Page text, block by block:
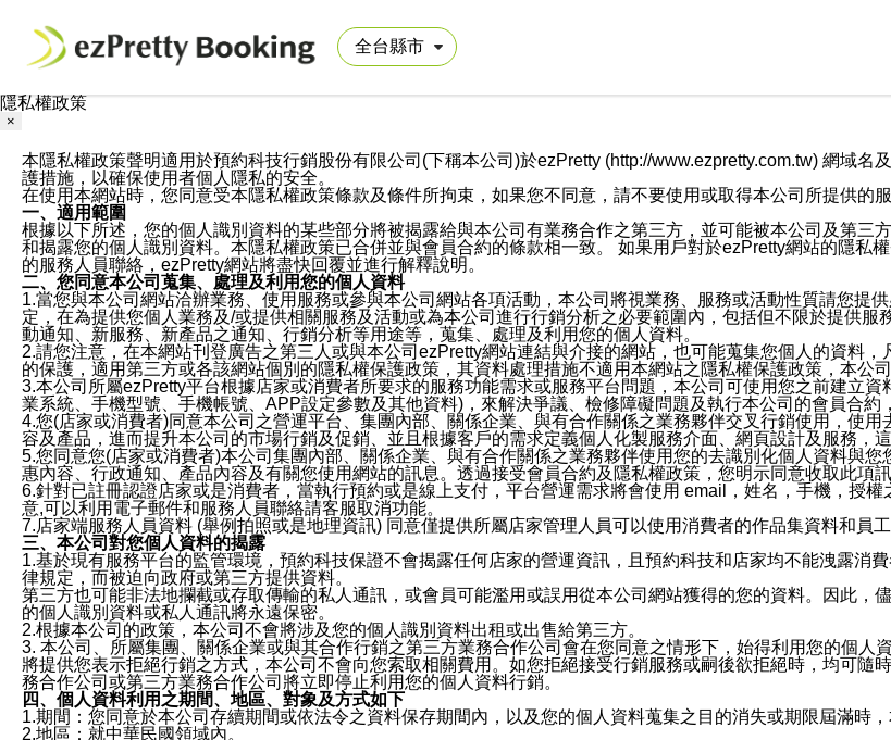
隱私權政策
×
本隱私權政策聲明適用於預約科技行銷股份有限公司(下稱本公司)於ezPretty (http://www.ezpretty.com.tw) 網域
護措施，以確保使用者個人隱私的安全。
在使用本網站時，您同意受本隱私權政策條款及條件所拘束，如果您不同意，請不要使用或取得本公司所提供的服
一、適用範圍
根據以下所述，您的個人識別資料的某些部分將被揭露給與本公司有業務合作之第三方，並可能被本公司及第三
和揭露您的個人識別資料。本隱私權政策已合併並與會員合約的條款相一致。 如果用戶對於ezPretty網站的隱私
的服務人員聯絡，ezPretty網站將盡快回覆並進行解釋說明。
二、您同意本公司蒐集、處理及利用您的個人資料
1.當您與本公司網站洽辦業務、使用服務或參與本公司網站各項活動，本公司將視業務、服務或活動性質請您提
定，在為提供您個人業務及/或提供相關服務及活動或為本公司進行行銷分析之必要範圍內，包括但不限於提供
動通知、新服務、新產品之通知、行銷分析等用途等，蒐集、處理及利用您的個人資料。
2.請您注意，在本網站刊登廣告之第三人或與本公司ezPretty網站連結與介接的網站，也可能蒐集您個人的資料
的保護，適用第三方或各該網站個別的隱私權保護政策，其資料處理措施不適用本網站之隱私權保護政策，本公
3.本公司所屬ezPretty平台根據店家或消費者所要求的服務功能需求或服務平台問題，本公司可使用您之前建立
業系統、手機型號、手機帳號、APP設定參數及其他資料)，來解決爭議、檢修障礙問題及執行本公司的會員合約
4.您(店家或消費者)同意本公司之營運平台、集團內部、關係企業、與有合作關係之業務夥伴交叉行銷使用，使
容及產品，進而提升本公司的市場行銷及促銷、並且根據客戶的需求定義個人化製服務介面、網頁設計及服務，
5.您同意您(店家或消費者)本公司集團內部、關係企業、與有合作關係之業務夥伴使用您的去識別化個人資料與
惠內容、行政通知、產品內容及有關您使用網站的訊息。透過接受會員合約及隱私權政策，您明示同意收取此項
6.針對已註冊認證店家或是消費者，當執行預約或是線上支付，平台營運需求將會使用 email，姓名，手機，授
意,可以利用電子郵件和服務人員聯絡請客服取消功能。
7.店家端服務人員資料 (舉例拍照或是地理資訊) 同意僅提供所屬店家管理人員可以使用消費者的作品集資料和員
三、本公司對您個人資料的揭露
1.基於現有服務平台的監管環境，預約科技保證不會揭露任何店家的營運資訊，且預約科技和店家均不能洩露消
律規定，而被迫向政府或第三方提供資料。
第三方也可能非法地攔截或存取傳輸的私人通訊，或會員可能濫用或誤用從本公司網站獲得的您的資料。因此，
的個人識別資料或私人通訊將永遠保密。
2.根據本公司的政策，本公司不會將涉及您的個人識別資料出租或出售給第三方。
3. 本公司、所屬集團、關係企業或與其合作行銷之第三方業務合作公司會在您同意之情形下，始得利用您的個人
將提供您表示拒絕行銷之方式，本公司不會向您索取相關費用。如您拒絕接受行銷服務或嗣後欲拒絕時，均可隨
務合作公司或第三方業務合作公司將立即停止利用您的個人資料行銷。
四、個人資料利用之期間、地區、對象及方式如下
1.期間：您同意於本公司存續期間或依法令之資料保存期間內，以及您的個人資料蒐集之目的消失或期限屆滿時
2.地區：就中華民國領域內。